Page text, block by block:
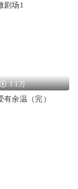
剧场1
1.1万
有余温（完）